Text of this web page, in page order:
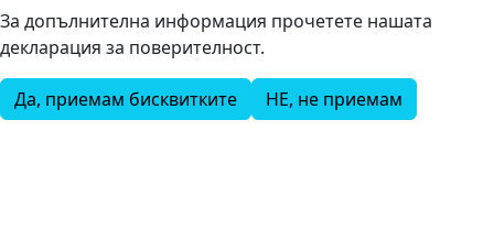
За допълнителна информация прочетете нашата
декларация за поверителност.
Да, приемам бисквитките НЕ, не приемам